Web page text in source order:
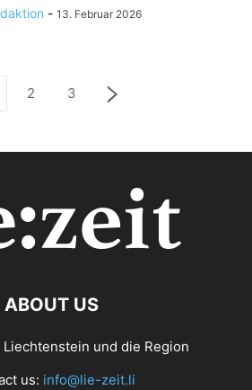
- 13. Februar 2026
2 3
ABOUT US
und die Region
us: info@lie-zeit.li